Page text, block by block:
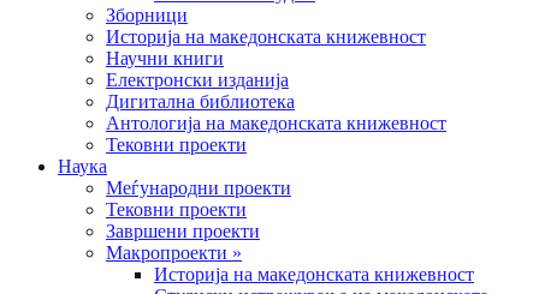
Зборници
Историја на македонската книжевност
Научни книги
Електронски изданија
Дигитална библиотека
Антологија на македонската книжевност
Тековни проекти
Наука
Меѓународни проекти
Тековни проекти
Завршени проекти
Макропроекти »
Историја на македонската книжевност